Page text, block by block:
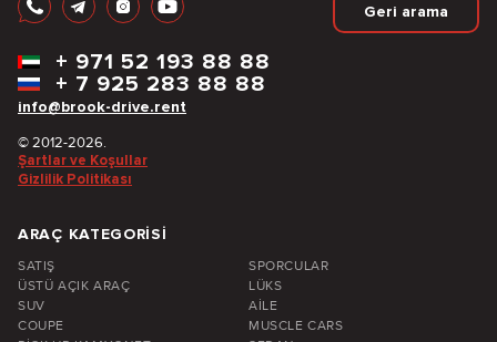
Geri arama
info@brook-drive.rent
+ 7 925 283 88 88
+ 971 52 193 88 88
© 2012-2026.
Şartlar ve Koşullar
Gizlilik Politikası
ARAÇ KATEGORISI
SATIŞ
SPORCULAR
ÜSTÜ AÇIK ARAÇ
LÜKS
SUV
AILE
COUPE
MUSCLE CARS